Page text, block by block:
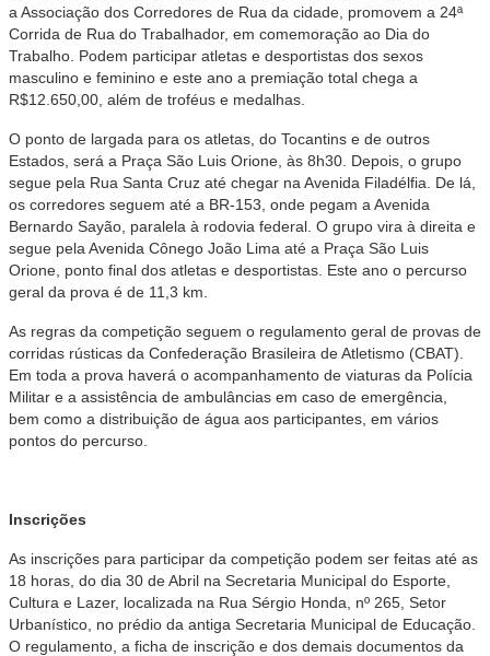
a Associação dos Corredores de Rua da cidade, promovem a 24ª
Corrida de Rua do Trabalhador, em comemoração ao Dia do
Trabalho. Podem participar atletas e desportistas dos sexos
masculino e feminino e este ano a premiação total chega a
R$12.650,00, além de troféus e medalhas.
O ponto de largada para os atletas, do Tocantins e de outros
Estados, será a Praça São Luis Orione, às 8h30. Depois, o grupo
segue pela Rua Santa Cruz até chegar na Avenida Filadélfia. De lá,
os corredores seguem até a BR-153, onde pegam a Avenida
Bernardo Sayão, paralela à rodovia federal. O grupo vira à direita e
segue pela Avenida Cônego João Lima até a Praça São Luis
Orione, ponto final dos atletas e desportistas. Este ano o percurso
geral da prova é de 11,3 km.
As regras da competição seguem o regulamento geral de provas de
corridas rústicas da Confederação Brasileira de Atletismo (CBAT).
Em toda a prova haverá o acompanhamento de viaturas da Polícia
Militar e a assistência de ambulâncias em caso de emergência,
bem como a distribuição de água aos participantes, em vários
pontos do percurso.
Inscrições
As inscrições para participar da competição podem ser feitas até as
18 horas, do dia 30 de Abril na Secretaria Municipal do Esporte,
Cultura e Lazer, localizada na Rua Sérgio Honda, nº 265, Setor
Urbanístico, no prédio da antiga Secretaria Municipal de Educação.
O regulamento, a ficha de inscrição e dos demais documentos da